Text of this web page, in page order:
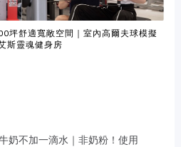
坪舒適寬敞空間｜室內高爾夫球模擬
斯靈魂健身房
奶不加一滴水｜非奶粉！使用